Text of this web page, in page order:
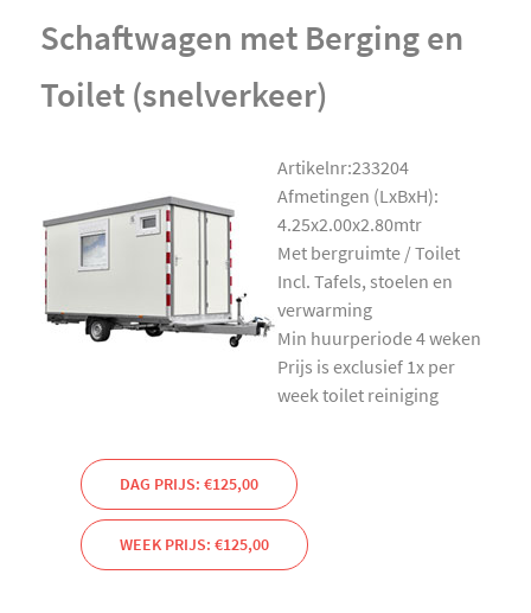
Schaftwagen met Berging en
Toilet (snelverkeer)
Artikelnr:233204
Afmetingen (LxBxH):
4.25x2.00x2.80mtr
Met bergruimte / Toilet
Incl. Tafels, stoelen en
verwarming
Min huurperiode 4 weken
Prijs is exclusief 1x per
week toilet reiniging
DAG PRIJS: €125,00
WEEK PRIJS: €125,00